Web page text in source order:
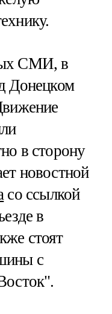
СМИ, в
Донецком
в сторону
новостной
со ссылкой
в
стоят
с